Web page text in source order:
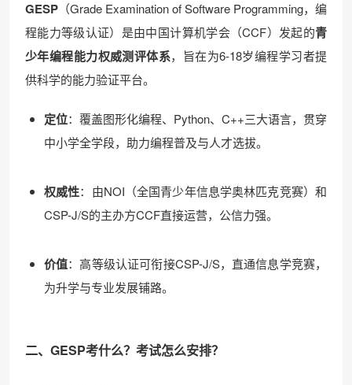
GESP （Grade Examination of Software Programming，编
程能力等级认证）是由中国计算机学会（CCF）发起的青
少年编程能力权威测评体系，旨在为6-18岁编程学习者提
供科学的能力验证平台。
定位：覆盖图形化编程、Python、C++三大语言，贯穿
中小学全学段，助力编程普及与人才选拔。
权威性：由NOI（全国青少年信息学奥林匹克竞赛）和
CSP-J/S的主办方CCF直接运营，公信力强。
价值：高等级认证可衔接CSP-J/S，直通信息学竞赛，
为升学与专业发展铺路。
二、GESP考什么？考试怎么安排？